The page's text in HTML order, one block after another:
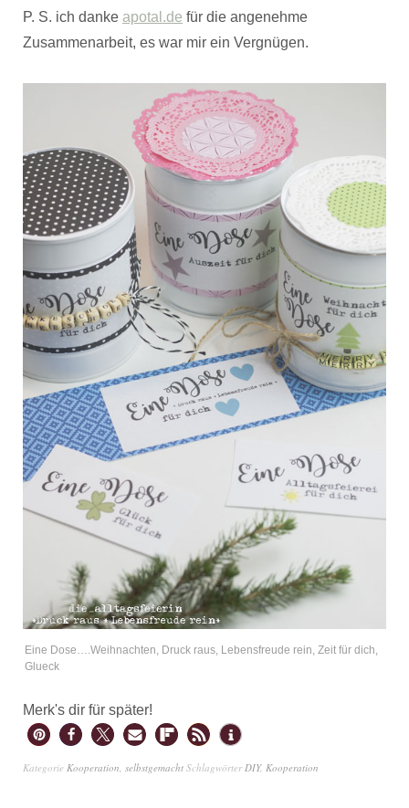
P. S. ich danke apotal.de für die angenehme
Zusammenarbeit, es war mir ein Vergnügen.
Eine Dose….Weihnachten, Druck raus, Lebensfreude rein, Zeit für dich,
Glueck
Merk's dir für später!
Kategorie Kooperation selbstgemacht Schlagwörter DIY, Kooperation